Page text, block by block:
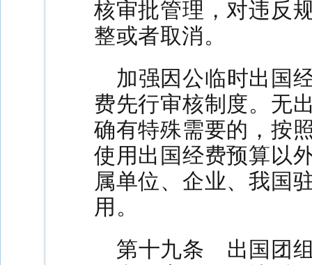
核审批管理，对违反
整或者取消。
加强因公临时出国
费先行审核制度。无
确有特殊需要的，按
使用出国经费预算以
属单位、企业、我国
用。
第十九条 出国团